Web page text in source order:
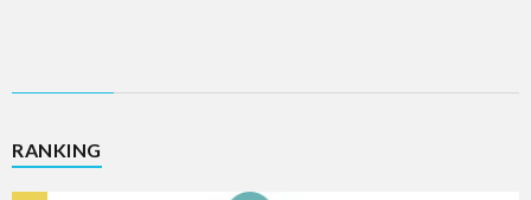
RANKING